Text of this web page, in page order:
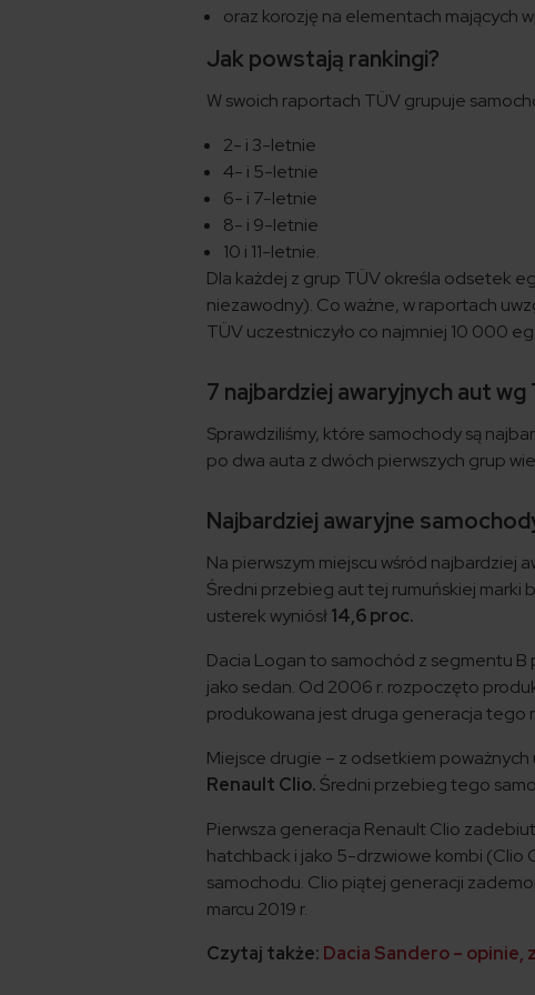
oraz korozję na elementach mających
Jak powstają rankingi?
W swoich raportach TÜV grupuje
2- i 3-letnie
4- i 5-letnie
6- i 7-letnie
8- i 9-letnie
10 i 11-letnie.
Dla każdej z grup TÜV określa odsetek
niezawodny). Co ważne, w raportach
TÜV uczestniczyło co najmniej 10 000
7 najbardziej awaryjnych aut wg
Sprawdziliśmy, które samochody są
po dwa auta z dwóch pierwszych grup
Najbardziej awaryjne
Na pierwszym miejscu wśród najbardziej
Średni przebieg aut tej rumuńskiej marki
usterek wyniósł14,6 proc.
Dacia Logan to samochód z segmentu
jako sedan. Od 2006 r. rozpoczęto
produkowana jest druga generacja tego
Miejsce drugie – z odsetkiem poważnych
Renault Clio. Średni przebieg tego
Pierwsza generacja Renault Clio
hatchback i jako 5-drzwiowe kombi
samochodu. Clio piątej generacji
marcu 2019 r.
Czytaj także: Dacia Sandero –